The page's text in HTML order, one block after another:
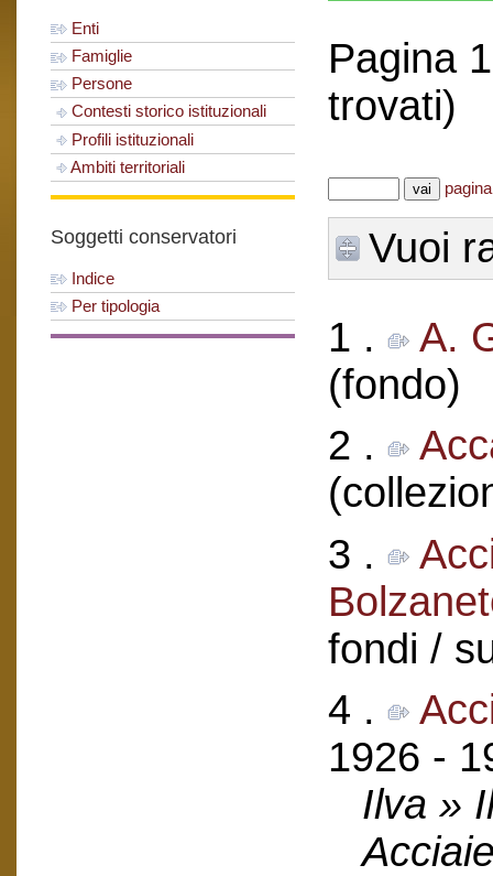
Enti
Famiglie
Persone
Contesti storico istituzionali
Profili istituzionali
Ambiti territoriali
Soggetti conservatori
Indice
Per tipologia
Pagina
trovati)
Vuoi
1 .
A.
(fondo)
2 .
3 .
fondi /
4 .
1926 -
Ilva »